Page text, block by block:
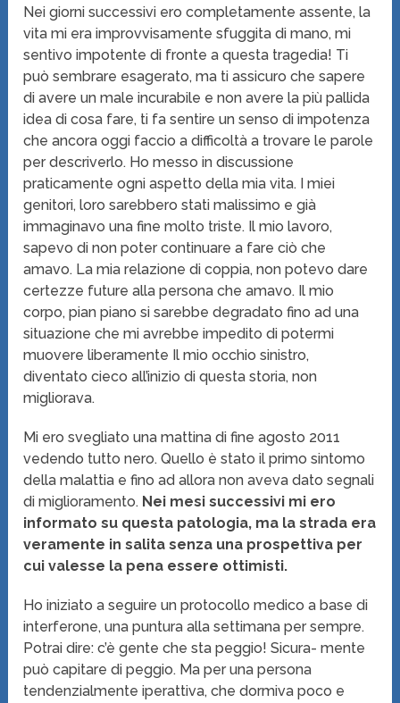
Nei giorni successivi ero completamente assente, la
vita mi era improvvisamente sfuggita di mano, mi
sentivo impotente di fronte a questa tragedia! Ti
può sembrare esagerato, ma ti assicuro che sapere
di avere un male incurabile e non avere la più pallida
idea di cosa fare, ti fa sentire un senso di impotenza
che ancora oggi faccio a difficoltà a trovare le parole
per descriverlo. Ho messo in discussione
praticamente ogni aspetto della mia vita. I miei
genitori, loro sarebbero stati malissimo e già
immaginavo una fine molto triste. Il mio lavoro,
sapevo di non poter continuare a fare ciò che
amavo. La mia relazione di coppia, non potevo dare
certezze future alla persona che amavo. Il mio
corpo, pian piano si sarebbe degradato fino ad una
situazione che mi avrebbe impedito di potermi
muovere liberamente Il mio occhio sinistro,
diventato cieco all’inizio di questa storia, non
migliorava.
Mi ero svegliato una mattina di fine agosto 2011
vedendo tutto nero. Quello è stato il primo sintomo
della malattia e fino ad allora non aveva dato segnali
di miglioramento. Nei mesi successivi mi ero
informato su questa patologia, ma la strada era
veramente in salita senza una prospettiva per
cui valesse la pena essere ottimisti.
Ho iniziato a seguire un protocollo medico a base di
interferone, una puntura alla settimana per sempre.
Potrai dire: c’è gente che sta peggio! Sicura- mente
può capitare di peggio. Ma per una persona
tendenzialmente iperattiva, che dormiva poco e